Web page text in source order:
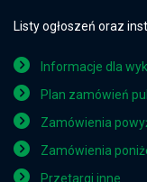
Listy ogłoszeń oraz
Informacje dla
Plan zamówień
Zamówienia
Zamówienia
Przetargi inne